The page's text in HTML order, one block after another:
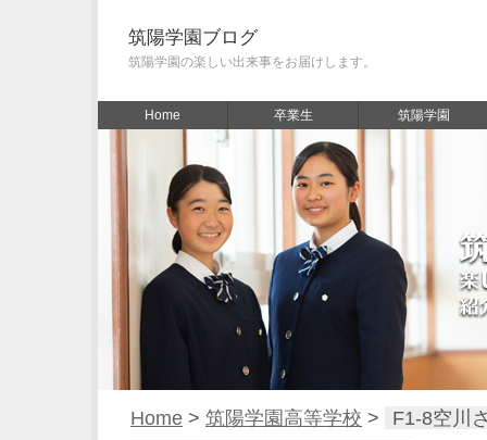
筑陽学園ブログ
筑陽学園の楽しい出来事をお届けします。
Home 卒業生 筑陽学園
Home > 筑陽学園高等学校 >
F1-8空川